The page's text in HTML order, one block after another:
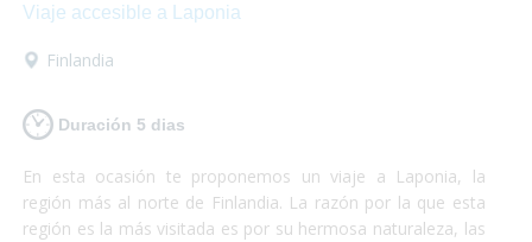
Viaje accesible a Laponia
Finlandia
Duración 5 dias
En esta ocasión te proponemos un viaje a Laponia, la
región más al norte de Finlandia. La razón por la que esta
región es la más visitada es por su hermosa naturaleza, las